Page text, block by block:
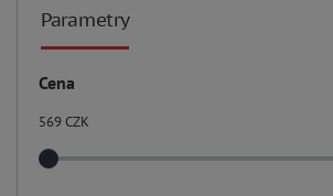
Parametry
Cena
569CZK